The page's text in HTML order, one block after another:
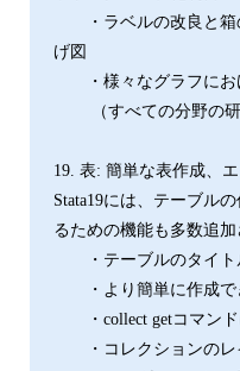
・ラベルの改良と箱
げ図
・様々なグラフにお
（すべての分野の研
19. 表: 簡単な表作成、
Stata19には、テーブル
るための機能も多数追加
・テーブルのタイト
・より簡単に作成で
・collect getコマンド
・コレクションのレ